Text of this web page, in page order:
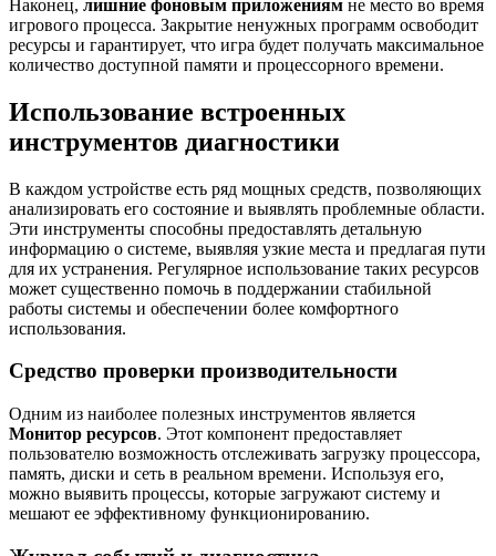
Наконец, лишние фоновым приложениям не место во время
игрового процесса. Закрытие ненужных программ освободит
ресурсы и гарантирует, что игра будет получать максимальное
количество доступной памяти и процессорного времени.
Использование встроенных
инструментов диагностики
В каждом устройстве есть ряд мощных средств, позволяющих
анализировать его состояние и выявлять проблемные области.
Эти инструменты способны предоставлять детальную
информацию о системе, выявляя узкие места и предлагая пути
для их устранения. Регулярное использование таких ресурсов
может существенно помочь в поддержании стабильной
работы системы и обеспечении более комфортного
использования.
Средство проверки производительности
Одним из наиболее полезных инструментов является
Монитор ресурсов. Этот компонент предоставляет
пользователю возможность отслеживать загрузку процессора,
память, диски и сеть в реальном времени. Используя его,
можно выявить процессы, которые загружают систему и
мешают ее эффективному функционированию.